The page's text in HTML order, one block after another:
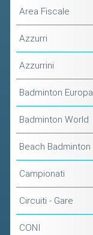
Area Fiscale
Azzurri
Azzurrini
Badminton Europa
Badminton World
Beach Badminton
Campionati
Circuiti - Gare
CONI